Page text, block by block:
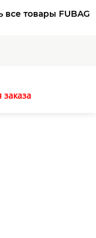
все товары FUBAG
заказа